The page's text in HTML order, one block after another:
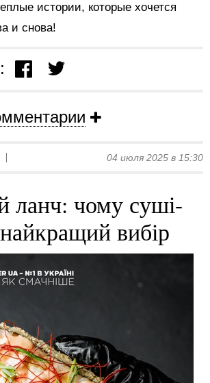
истории, которые хочется
и снова!
04 июля 2025 в 15:30
ланч: чому суші-
вибір